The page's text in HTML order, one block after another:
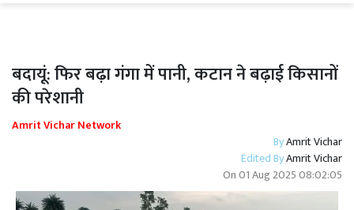
बदायूं: फिर बढ़ा गंगा में पानी, कटान ने बढ़ाई किसानों
की परेशानी
Amrit Vichar Network
ByAmrit Vichar
Edited ByAmrit Vichar
On01 Aug 2025 08:02:05